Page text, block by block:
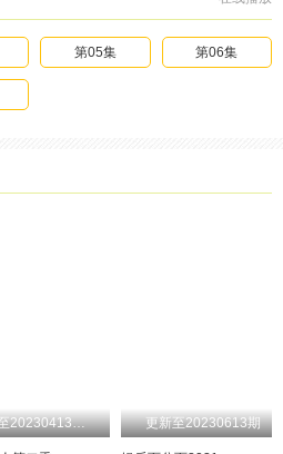
第05集 第06集
更新至20230413加更版期 更新至20230613期